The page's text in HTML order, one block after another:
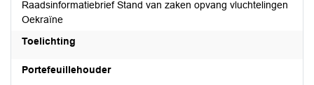
Raadsinformatiebrief Stand van zaken opvang vluchtelingen
Oekraïne
Toelichting
Portefeuillehouder